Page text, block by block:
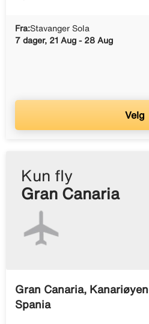
Fra:Stavanger Sola
7 dager, 21 Aug - 28 Aug
Velg
Kun fly
Gran Canaria
Gran Canaria,
Spania